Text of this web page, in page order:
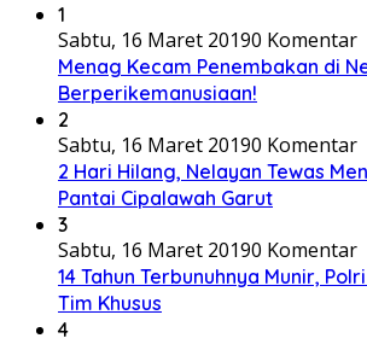
1
Sabtu, 16 Maret 20190 Komentar
Menag Kecam Penembakan di
Berperikemanusiaan!
2
Sabtu, 16 Maret 20190 Komentar
2 Hari Hilang, Nelayan Tewas
Pantai Cipalawah Garut
3
Sabtu, 16 Maret 20190 Komentar
14 Tahun Terbunuhnya Munir,
Tim Khusus
4